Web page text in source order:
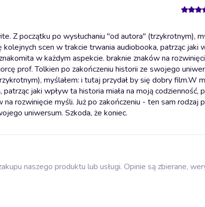
Z początku po wysłuchaniu "od autora" (trzykrotnym),
scen w trakcie trwania audiobooka, patrząc jaki
w każdym aspekcie. braknie znaków na
prof. Tolkien po zakończeniu historii ze swojego
myślałem: i tutaj przydał by się dobry film.W
jaki wpływ ta historia miała na moją codzienność,
rozwinięcie myśli. Już po zakończeniu - ten sam rodzaj
uniwersum. Szkoda, że koniec.
naszego produktu lub usługi. Opinie są zbierane,